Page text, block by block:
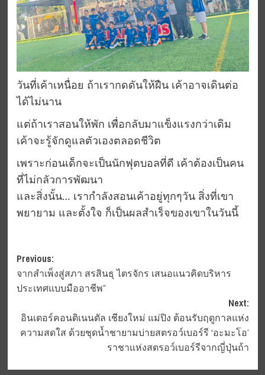
วันที่เค้าเหนื่อย ถ้าเรากดดันให้ฝืน เค้าอาจเดินต่อ
ได้ไม่นาน
แต่ถ้าเราสอนให้พัก เพื่อกลับมาแข็งแรงกว่าเดิม
เค้าจะรู้จักดูแลตัวเองตลอดชีวิต
เพราะก่อนเด็กจะเป็นนักฟุตบอลที่ดี เค้าต้องเป็นคน
ที่ไม่กลัวการพัฒนา
และสิ่งนั้น… เรากำลังสอนเค้าอยู่ทุกๆวัน สิ่งที่เขา
พยายาม และตั้งใจ ก็เป็นผลสำเร็จของเขาในวันนี้
Post
navigation
Previous:
จากสำเพ็งสู่สภา สรสินธุ ไตรจักร เสนอแนวคิดบริหาร
ประเทศแบบมืออาชีพ”
Next:
อินเตอร์คอนติเนนตัล เชียงใหม่ แม่ปิง ต้อนรับฤดูกาลแห่ง
ความสดใส ด้วยชุดน้ำชายามบ่ายสตรอว์เบอร์รี ‘อะมะโอ’
ราชาแห่งสตรอว์เบอร์รีจากญี่ปุ่นถ้า